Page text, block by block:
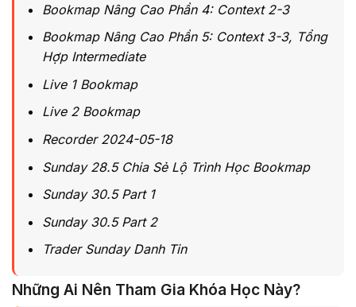
Bookmap Nâng Cao Phần 4: Context 2-3
Bookmap Nâng Cao Phần 5: Context 3-3, Tổng
Hợp Intermediate
Live 1 Bookmap
Live 2 Bookmap
Recorder 2024-05-18
Sunday 28.5 Chia Sẻ Lộ Trình Học Bookmap
Sunday 30.5 Part 1
Sunday 30.5 Part 2
Trader Sunday Danh Tin
Những Ai Nên Tham Gia Khóa Học Này?